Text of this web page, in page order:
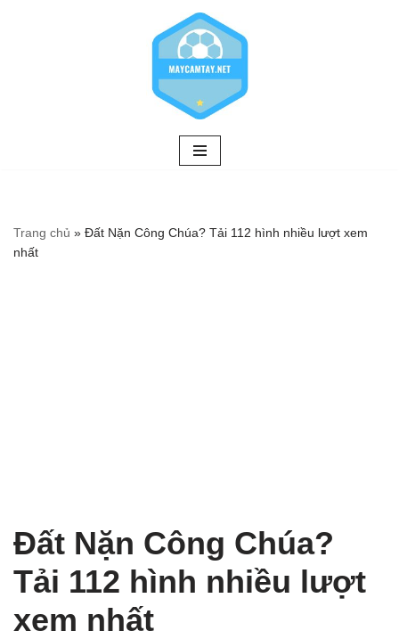
Trang chủ » Đất Nặn Công Chúa? Tải 112 hình nhiều lượt xem
nhất
Đất Nặn Công Chúa?
Tải 112 hình nhiều lượt
xem nhất